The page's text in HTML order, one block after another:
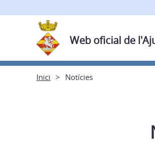
Web oficial de
Inici Notícies